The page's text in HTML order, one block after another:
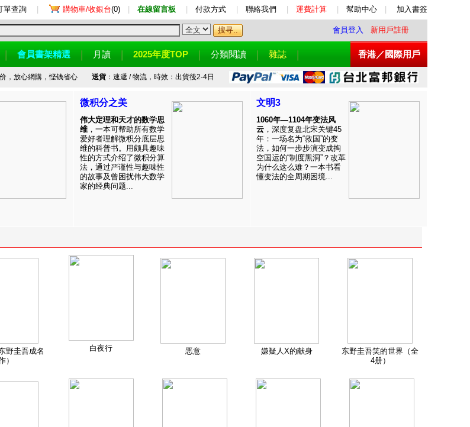
單查詢 購物車/收銀台(0) 在線留言板 付款方式 聯絡我們 運費計算 幫助中心 加入書簽
會員登入 新用戶註冊
會員書架精選 月讀 2025年度TOP 分類閱讀 雜誌 香港／國際用戶
，放心網購，悭钱省心 送貨：速遞 / 物流，時效：出貨後2-4日
微积分之美
伟大定理和天才的数学思
维 ，一本可帮助所有数学
爱好者理解微积分底层思
维的科普书。用颇具趣味
性的方式介绍了微积分算
法，通过严谨性与趣味性
的故事及曾困扰伟大数学
家的经典问题...
文明3
1060年—1104年变法风
云 ，深度复盘北宋关键45
年：一场名为“救国”的变
法，如何一步步演变成掏
空国运的“制度黑洞”？改革
为什么这么难？一本书看
懂变法的全周期困境...
野圭吾成名
）
白夜行 恶意 嫌疑人X的献身
东野圭吾笑的世界（全
4册）